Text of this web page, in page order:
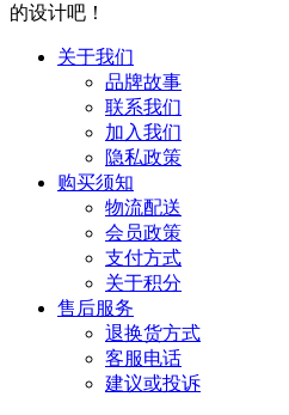
的设计吧！
关于我们
品牌故事
联系我们
加入我们
隐私政策
购买须知
物流配送
会员政策
支付方式
关于积分
售后服务
退换货方式
客服电话
建议或投诉